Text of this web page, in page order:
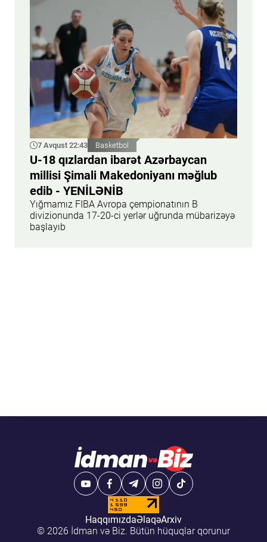
7 Avqust 22:43 Basketbol
U-18 qızlardan ibarət Azərbaycan
millisi Şimali Makedoniyanı məğlub
edib - YENİLƏNİB
Yığmamız FIBA Avropa çempionatının B
divizionunda 17-20-ci yerlər uğrunda mübarizəyə
başlayıb
HaqqımızdaƏlaqəArxiv
© 2026 İdman və Biz. Bütün hüquqlar qorunur